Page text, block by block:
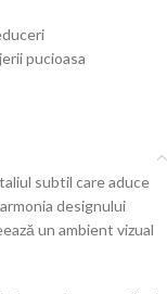
pucioasa
subtil care aduce
designului
un ambient vizual